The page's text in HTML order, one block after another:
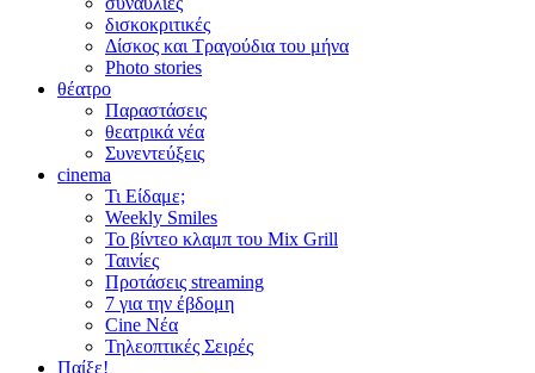
δισκοκριτικές
Δίσκος και Τραγούδια του μήνα
Photo stories
θέατρο
Παραστάσεις
θεατρικά νέα
Συνεντεύξεις
cinema
Τι Είδαμε;
Weekly Smiles
Το βίντεο κλαμπ του Mix Grill
Ταινίες
Προτάσεις streaming
7 για την έβδομη
Cine Νέα
Τηλεοπτικές Σειρές
Παίξε!